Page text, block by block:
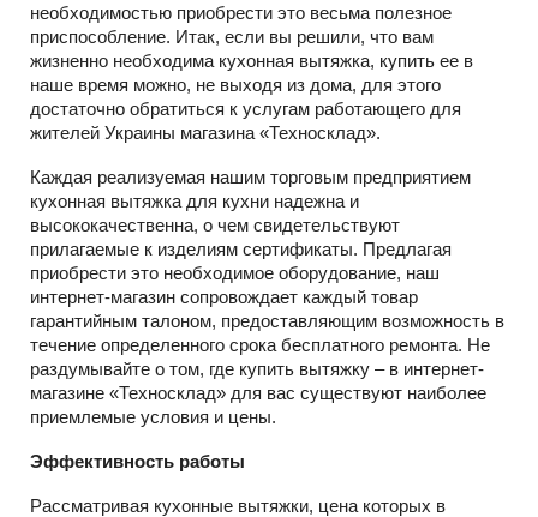
необходимостью приобрести это весьма полезное
приспособление. Итак, если вы решили, что вам
жизненно необходима кухонная вытяжка, купить ее в
наше время можно, не выходя из дома, для этого
достаточно обратиться к услугам работающего для
жителей Украины магазина «Техносклад».
Каждая реализуемая нашим торговым предприятием
кухонная вытяжка для кухни надежна и
высококачественна, о чем свидетельствуют
прилагаемые к изделиям сертификаты. Предлагая
приобрести это необходимое оборудование, наш
интернет-магазин сопровождает каждый товар
гарантийным талоном, предоставляющим возможность в
течение определенного срока бесплатного ремонта. Не
раздумывайте о том, где купить вытяжку – в интернет-
магазине «Техносклад» для вас существуют наиболее
приемлемые условия и цены.
Эффективность работы
Рассматривая кухонные вытяжки, цена которых в